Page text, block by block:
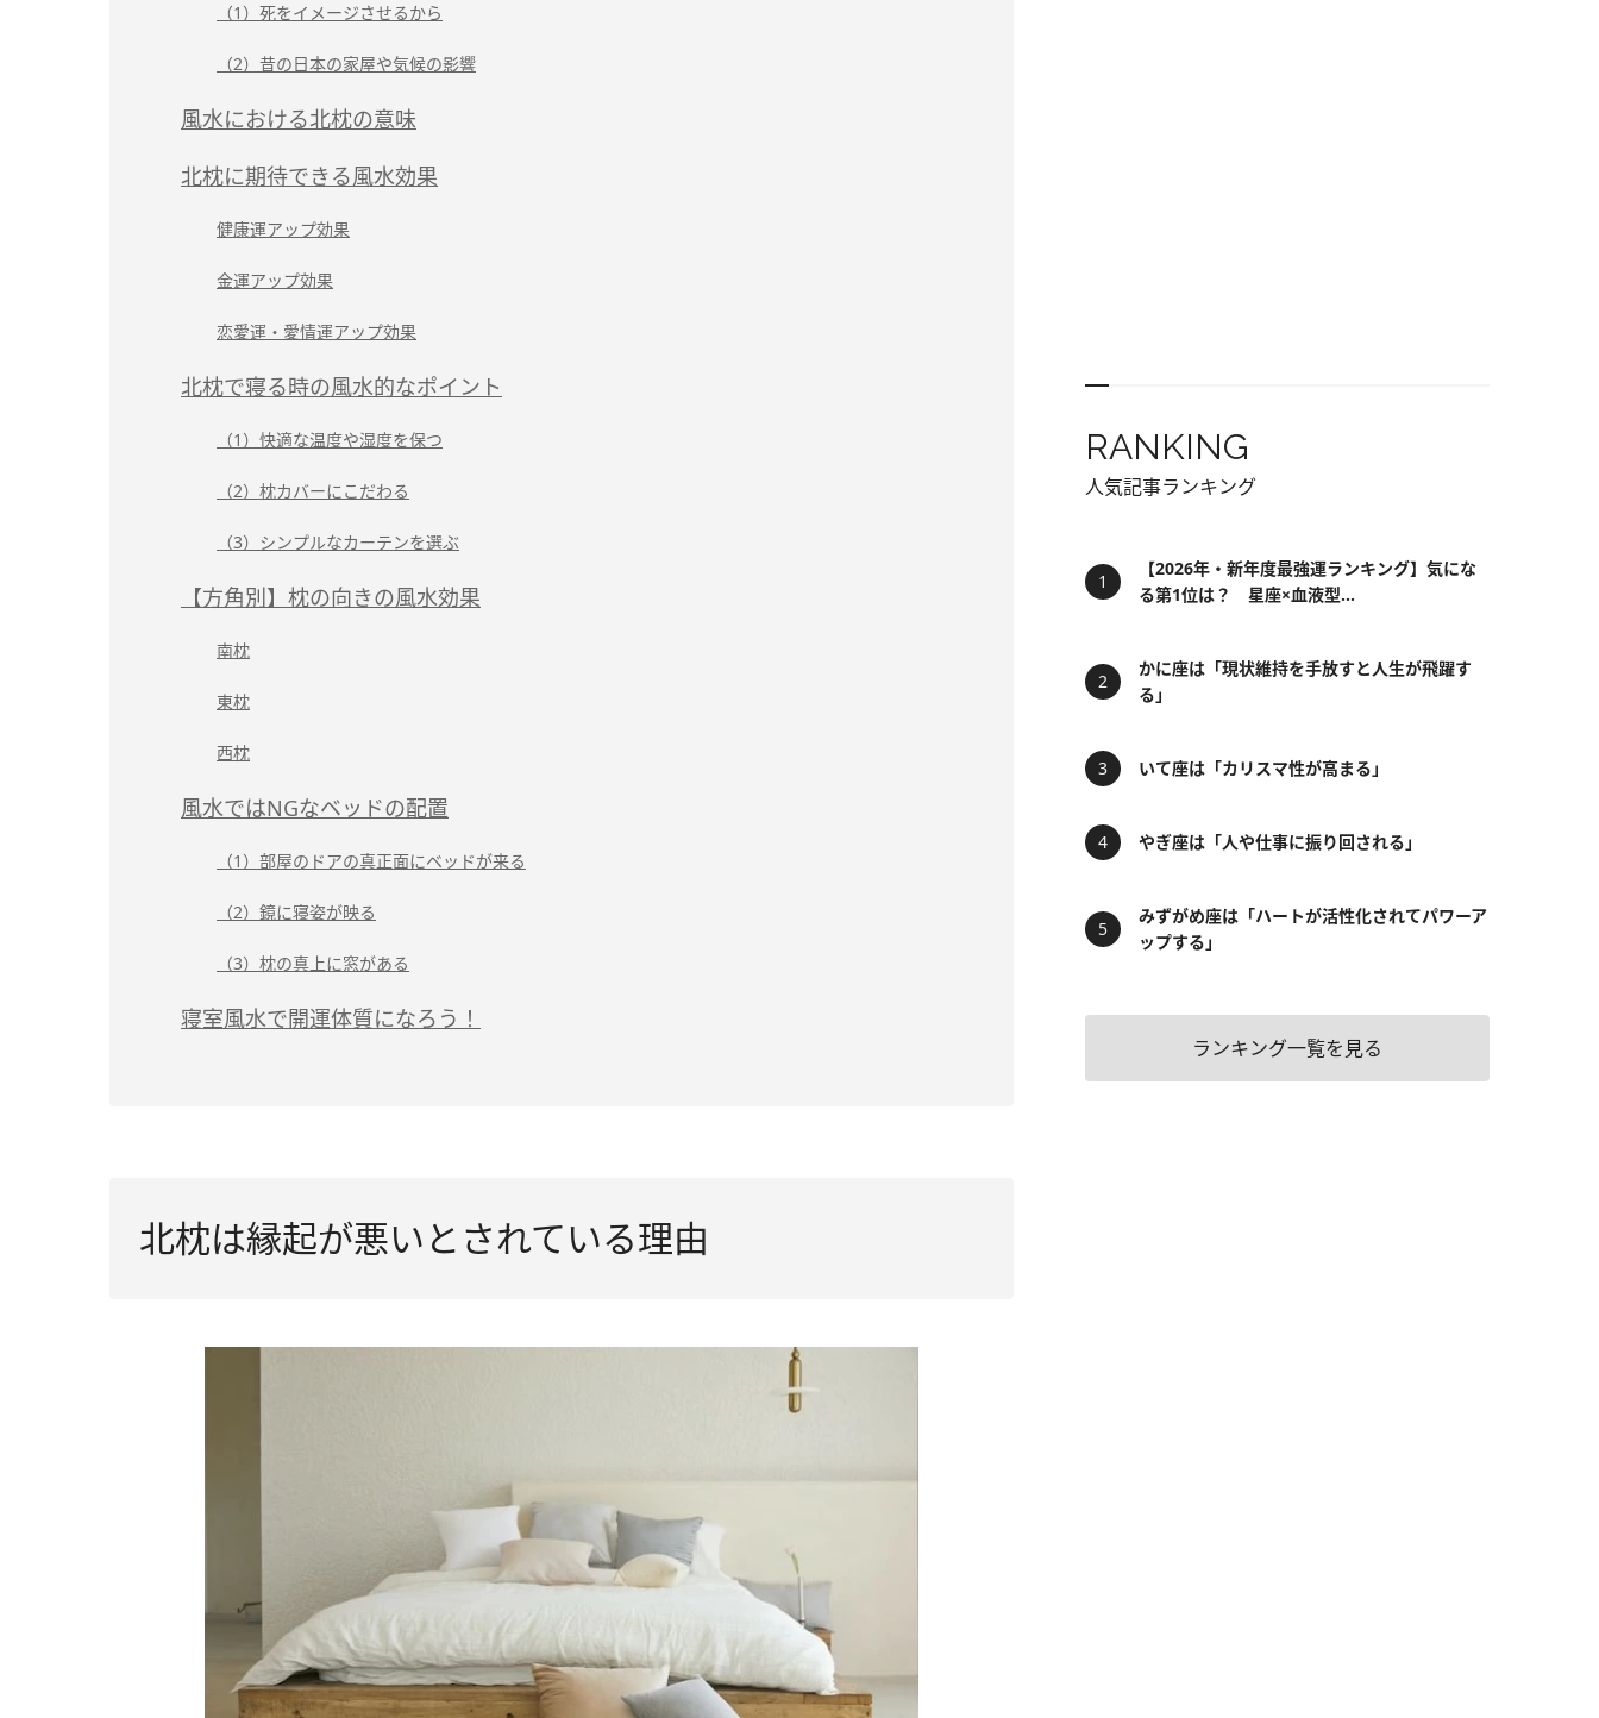
（1）死をイメージさせるから
（2）昔の日本の家屋や気候の影響
風水における北枕の意味
北枕に期待できる風水効果
健康運アップ効果
金運アップ効果
恋愛運・愛情運アップ効果
北枕で寝る時の風水的なポイント
（1）快適な温度や湿度を保つ
（2）枕カバーにこだわる
（3）シンプルなカーテンを選ぶ
【方角別】枕の向きの風水効果
南枕
東枕
西枕
風水ではNGなベッドの配置
（1）部屋のドアの真正面にベッドが来る
（2）鏡に寝姿が映る
（3）枕の真上に窓がある
寝室風水で開運体質になろう！
北枕は縁起が悪いとされている理由
RANKING
人気記事ランキング
【2026年・新年度最強運ランキング】気にな
る第1位は？ 星座×血液型...
かに座は「現状維持を手放すと人生が飛躍す
る」
いて座は「カリスマ性が高まる」
やぎ座は「人や仕事に振り回される」
みずがめ座は「ハートが活性化されてパワーア
ップする」
ランキング一覧を見る